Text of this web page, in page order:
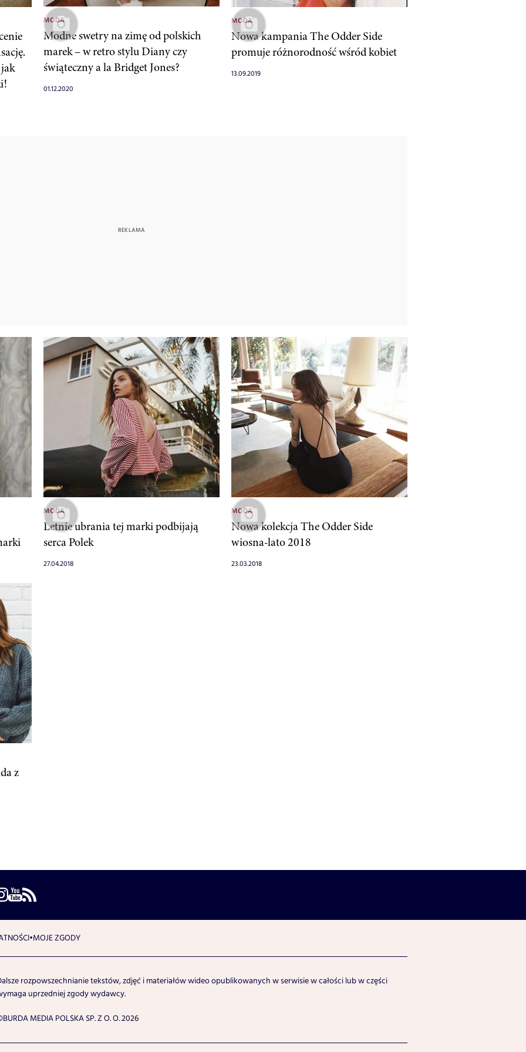
MODA
Modne swetry na zimę od polskich
marek – w retro stylu Diany czy
świąteczny a la Bridget Jones?
01.12.2020
MODA
Nowa kampania The Odder Side
promuje różnorodność wśród kobiet
13.09.2019
MODA
Letnie ubrania tej marki podbijają
serca Polek
27.04.2018
MODA
Nowa kolekcja The Odder Side
wiosna-lato 2018
23.03.2018
z
MOJE ZGODY
rozpowszechnianie tekstów, zdjęć i materiałów wideo opublikowanych w serwisie w całości lub w części
uprzedniej zgody wydawcy.
MEDIA POLSKA SP. Z O. O. 2026